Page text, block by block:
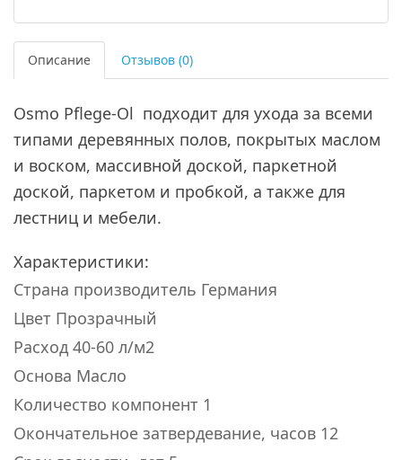
Описание Отзывов (0)
Osmo Pflege-Ol подходит для ухода за всеми
типами деревянных полов, покрытых маслом
и воском, массивной доской, паркетной
доской, паркетом и пробкой, а также для
лестниц и мебели.
Характеристики:
Страна производитель Германия
Цвет Прозрачный
Расход 40-60 л/м2
Основа Масло
Количество компонент 1
Окончательное затвердевание, часов 12